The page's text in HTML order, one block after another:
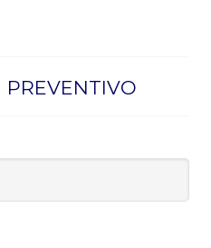
PREVENTIVO